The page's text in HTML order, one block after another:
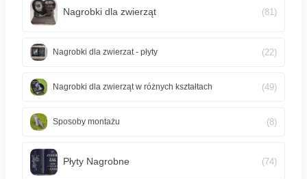
Nagrobki dla zwierząt (81)
Nagrobki dla zwierzat - płyty (22)
Nagrobki dla zwierząt w różnych kształtach (49)
Sposoby montażu (8)
Płyty Nagrobne (74)